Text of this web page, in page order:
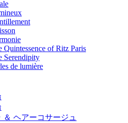
Quintessence of Ritz Paris
Serendipity
de lumière
＆ ヘアーコサージュ